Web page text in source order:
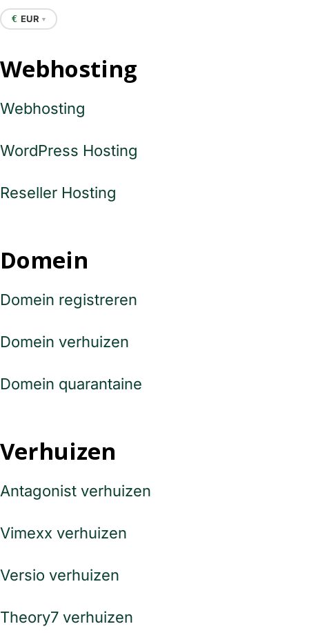
€ EUR ▼
Webhosting
Webhosting
WordPress Hosting
Reseller Hosting
Domein
Domein registreren
Domein verhuizen
Domein quarantaine
Verhuizen
Antagonist verhuizen
Vimexx verhuizen
Versio verhuizen
Theory7 verhuizen